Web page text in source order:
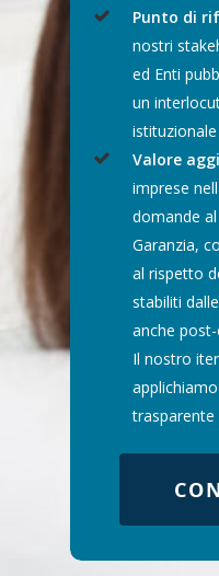
Punto di
nostri
ed Enti
un
Valore
imprese
domande
Garanzia,
al rispetto
stabiliti
anche
Il nostro
trasparente